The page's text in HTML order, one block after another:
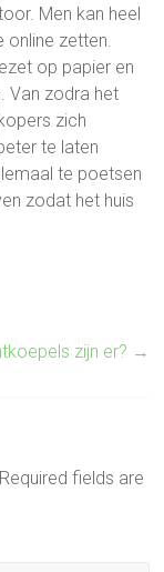
Men kan heel
online zetten.
op papier en
Van zodra het
zich
te laten
te poetsen
zodat het huis
zijn er? →
Required fields are